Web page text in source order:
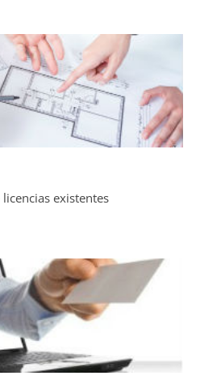
existentes